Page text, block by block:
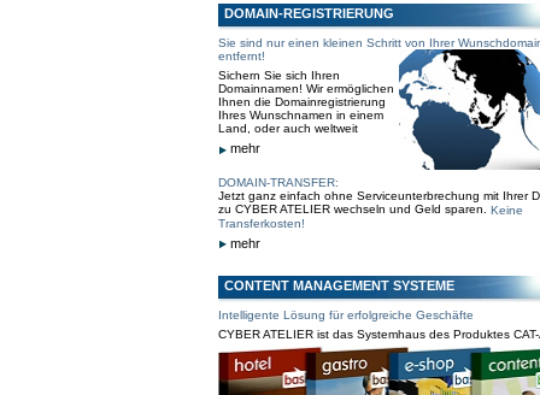
DOMAIN-REGISTRIERUNG
Sie sind nur einen kleinen Schritt von Ihrer
entfernt!
Sichern Sie sich Ihren
Domainnamen! Wir ermöglichen
Ihnen die Domainregistrierung
Ihres Wunschnamen in einem
Land, oder auch weltweit
mehr
DOMAIN-TRANSFER:
Jetzt ganz einfach ohne Serviceunterbrechung mit Ihrer
zu CYBER ATELIER wechseln und Geld sparen. Keine
Transferkosten!
mehr
CONTENT MANAGEMENT SYSTEME
Intelligente Lösung für erfolgreiche Geschäfte
CYBER ATELIER ist das Systemhaus des Produktes